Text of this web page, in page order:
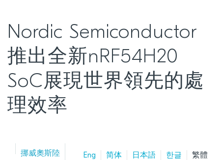
Nordic Semiconductor
推出全新nRF54H20
SoC展現世界領先的處
理效率
挪威奧斯陸 Eng 简体 日本語 한글 繁體